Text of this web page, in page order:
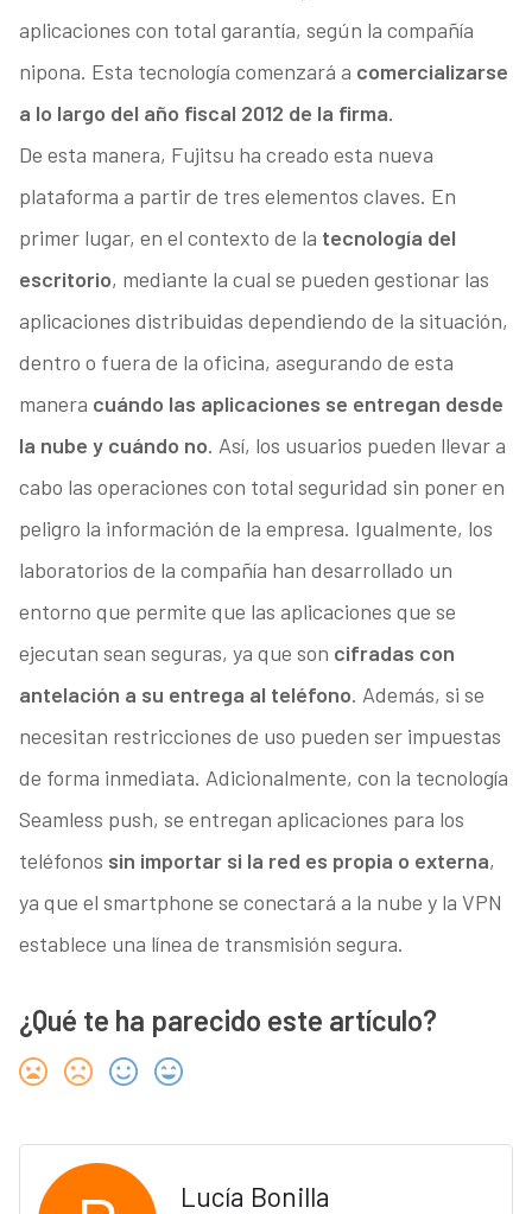
aplicaciones con total garantía, según la compañía
nipona. Esta tecnología comenzará a comercializarse
a lo largo del año fiscal 2012 de la firma.
De esta manera, Fujitsu ha creado esta nueva
plataforma a partir de tres elementos claves. En
primer lugar, en el contexto de la tecnología del
escritorio, mediante la cual se pueden gestionar las
aplicaciones distribuidas dependiendo de la situación,
dentro o fuera de la oficina, asegurando de esta
manera cuándo las aplicaciones se entregan desde
la nube y cuándo no. Así, los usuarios pueden llevar a
cabo las operaciones con total seguridad sin poner en
peligro la información de la empresa. Igualmente, los
laboratorios de la compañía han desarrollado un
entorno que permite que las aplicaciones que se
ejecutan sean seguras, ya que son cifradas con
antelación a su entrega al teléfono. Además, si se
necesitan restricciones de uso pueden ser impuestas
de forma inmediata. Adicionalmente, con la tecnología
Seamless push, se entregan aplicaciones para los
teléfonos sin importar si la red es propia o externa,
ya que el smartphone se conectará a la nube y la VPN
establece una línea de transmisión segura.
¿Qué te ha parecido este artículo?
Lucía Bonilla